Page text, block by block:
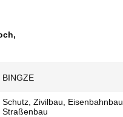
,
BINGZE
Schutz, Zivilbau, Eisenbahnbau,
Straßenbau